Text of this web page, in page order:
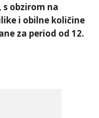
obzirom na
i obilne količine
za period od 12.